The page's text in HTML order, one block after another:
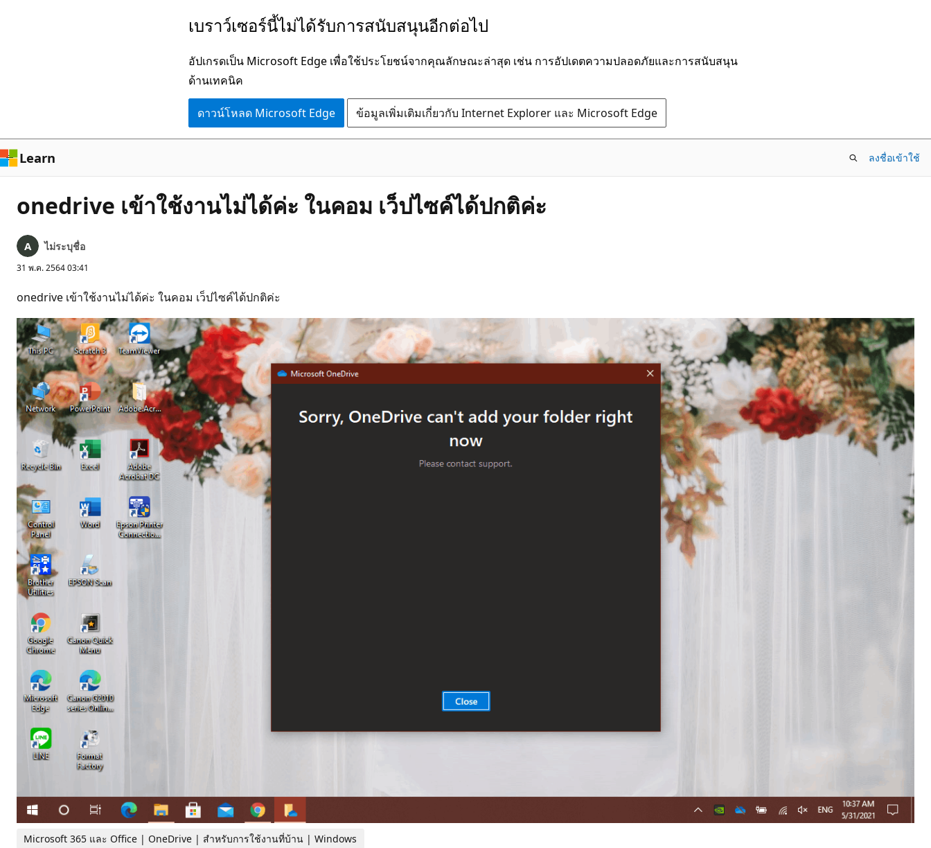
เบราว์เซอร์นี้ไม่ได้รับการสนับสนุนอีกต่อไป
อัปเกรดเป็น Microsoft Edge เพื่อใช้ประโยชน์จากคุณลักษณะล่าสุด เช่น การอัปเดตความปลอดภัยและการสนับสนุน
ด้านเทคนิค
ดาวน์โหลด Microsoft Edge ข้อมูลเพิ่มเติมเกี่ยวกับ Internet Explorer และ Microsoft Edge
Learn ลงชื่อเข้าใช้
onedrive เข้าใช้งานไม่ได้ค่ะ ในคอม เว็ปไซค์ได้ปกติค่ะ
ไม่ระบุชื่อ
31 พ.ค. 2564 03:41
onedrive เข้าใช้งานไม่ได้ค่ะ ในคอม เว็ปไซค์ได้ปกติค่ะ
Microsoft 365 และ Office | OneDrive | สำหรับการใช้งานที่บ้าน | Windows